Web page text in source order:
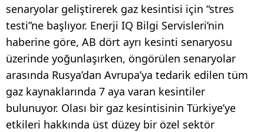
senaryolar geliştirerek gaz kesintisi için “stres
testi”ne başlıyor. Enerji IQ Bilgi Servisleri’nin
haberine göre, AB dört ayrı kesinti senaryosu
üzerinde yoğunlaşırken, öngörülen senaryolar
arasında Rusya’dan Avrupa’ya tedarik edilen tüm
gaz kaynaklarında 7 aya varan kesintiler
bulunuyor. Olası bir gaz kesintisinin Türkiye’ye
etkileri hakkında üst düzey bir özel sektör